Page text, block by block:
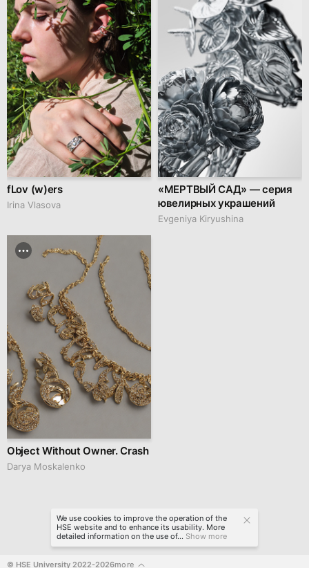
fLov (w)ers
Irina Vlasova
«МЕРТВЫЙ САД» — серия
ювелирных украшений
Evgeniya Kiryushina
Object Without Owner. Crash
Darya Moskalenko
© HSE University 2022-2026more
We use cookies to improve the operation of the
HSE website and to enhance its usability. More
detailed information on the use of... Show more